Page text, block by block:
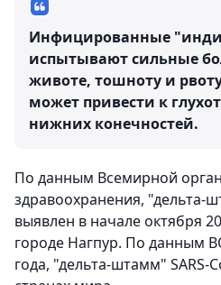
Инфицированные
испытывают сильные
животе, тошноту и
может привести к
нижних конечностей.
По данным Всемирной
здравоохранения, "дельта-
выявлен в начале октября
городе Нагпур. По данным
года, "дельта-штамм" SARS-